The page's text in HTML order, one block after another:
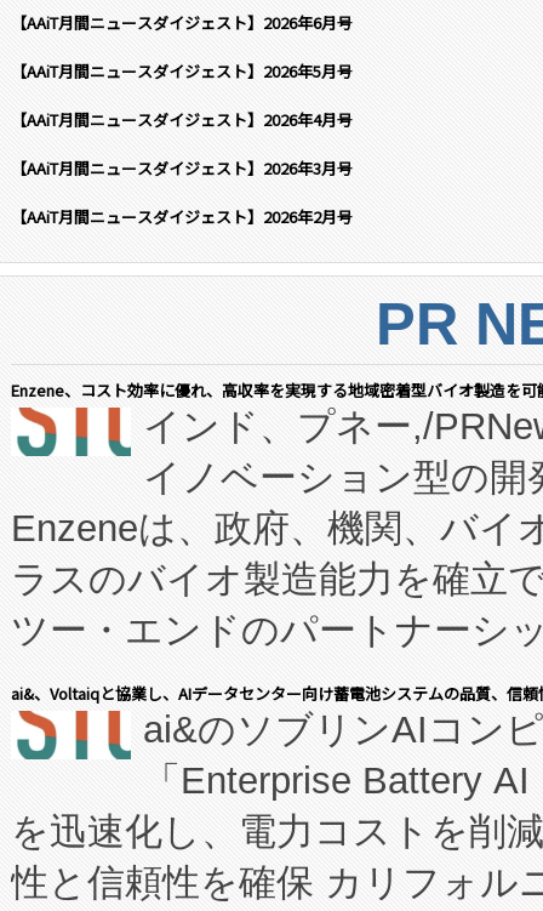
【AAiT月間ニュースダイジェスト】2026年6月号
【AAiT月間ニュースダイジェスト】2026年5月号
【AAiT月間ニュースダイジェスト】2026年4月号
【AAiT月間ニュースダイジェスト】2026年3月号
【AAiT月間ニュースダイジェスト】2026年2月号
PR
Enzene、コスト効率に優れ、高収率を実現する地域密着型バイオ製造を
インド、プネー,/
イノベーション型の
Enzeneは、政府、機関、バイ
ラスのバイオ製造能力を確立
ツー・エンドのパートナーシ
表しました。 同社の実績ある
manufacturing™ (FCCM™) プ
たNeXは、バイオ医薬品製造
従来のフェッドバッチ施設の
に、患者やサプライチェーン
ai&、Voltaiqと協業し、AIデータセンター向け蓄電池システムの品質、信
ai&のソブリンAIコン
「Enterprise Battery
を迅速化し、電力コストを削
性と信頼性を確保 カリフォル